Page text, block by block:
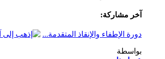
آخر مشاركة:
دورة الإطفاء والإنقاذ المتقدمة...
بواسطة